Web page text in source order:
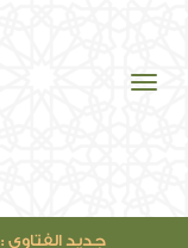
جديد الفتاوي :